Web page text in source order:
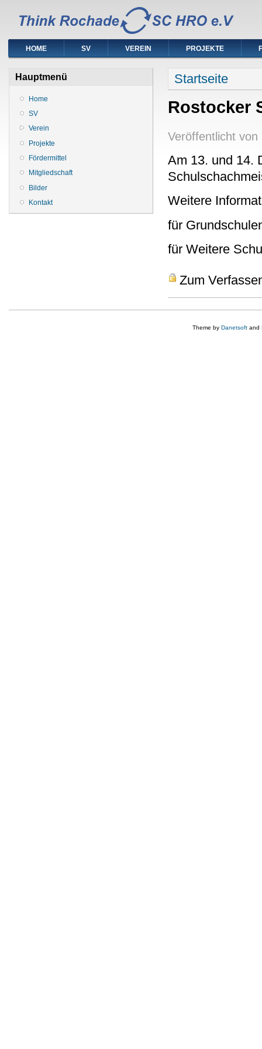
HOME SV VEREIN PROJEKTE
Hauptmenü
Home
SV
Verein
Projekte
Fördermittel
Mitgliedschaft
Bilder
Kontakt
Sie sind hier
Startseite
Rostocker
Veröffentlicht von
Am 13. und 14.
Weitere
für
für Weitere
Zum
Theme by Danetsoft and